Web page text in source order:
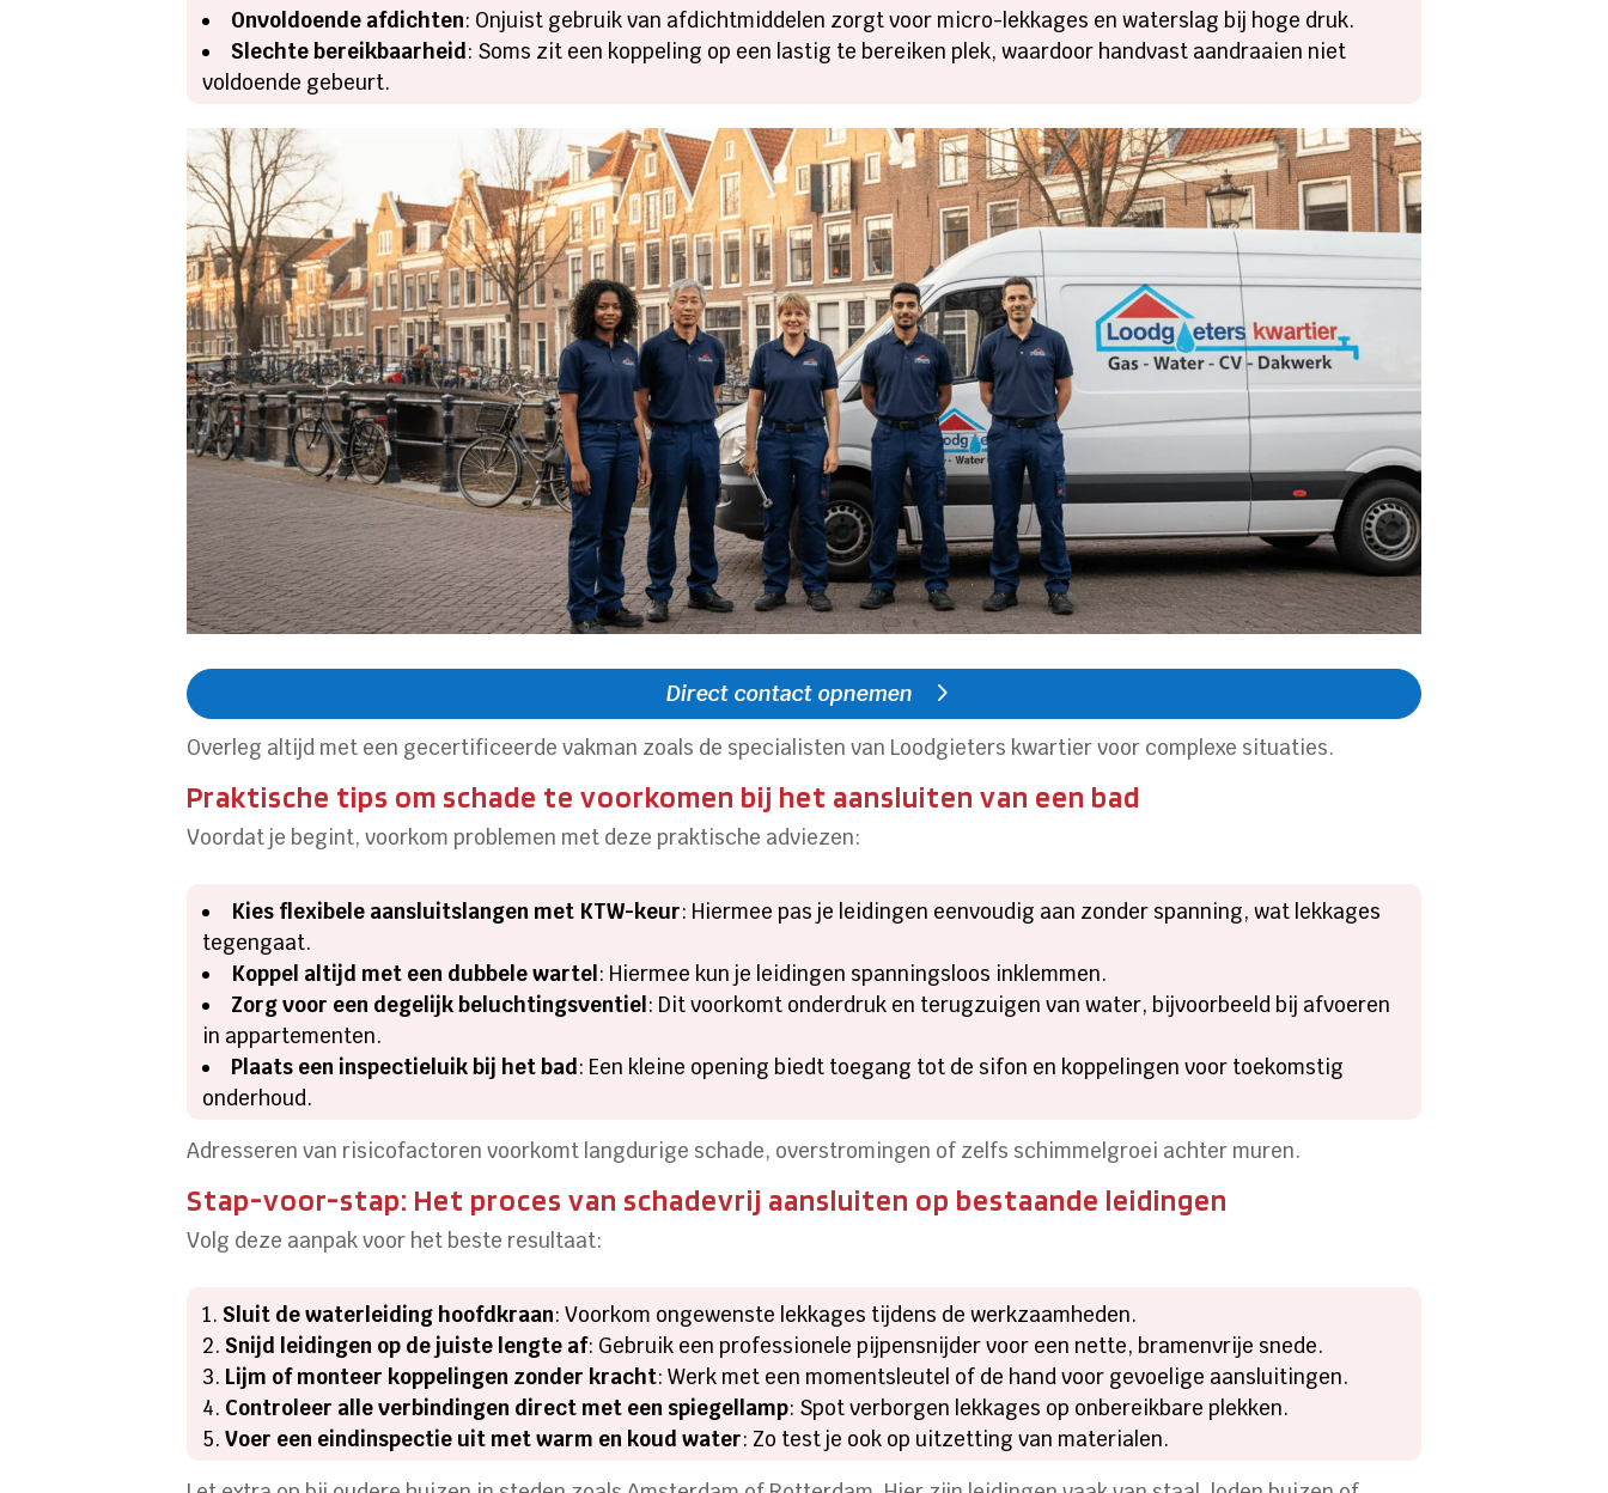
Onvoldoende afdichten: Onjuist gebruik van afdichtmiddelen zorgt voor micro-lekkages en waterslag bij hoge druk.
Slechte bereikbaarheid: Soms zit een koppeling op een lastig te bereiken plek, waardoor handvast aandraaien niet
voldoende gebeurt.
Direct contact opnemen
Overleg altijd met een gecertificeerde vakman zoals de specialisten van Loodgieters kwartier voor complexe situaties.
Praktische tips om schade te voorkomen bij het aansluiten van een bad
Voordat je begint, voorkom problemen met deze praktische adviezen:
Kies flexibele aansluitslangen met KTW-keur: Hiermee pas je leidingen eenvoudig aan zonder spanning, wat lekkages
tegengaat.
Koppel altijd met een dubbele wartel : Hiermee kun je leidingen spanningsloos inklemmen.
Zorg voor een degelijk beluchtingsventiel : Dit voorkomt onderdruk en terugzuigen van water, bijvoorbeeld bij afvoeren
in appartementen.
Plaats een inspectieluik bij het bad: Een kleine opening biedt toegang tot de sifon en koppelingen voor toekomstig
onderhoud.
Adresseren van risicofactoren voorkomt langdurige schade, overstromingen of zelfs schimmelgroei achter muren.
Stap-voor-stap: Het proces van schadevrij aansluiten op bestaande leidingen
Volg deze aanpak voor het beste resultaat:
Sluit de waterleiding hoofdkraan: Voorkom ongewenste lekkages tijdens de werkzaamheden.
Snijd leidingen op de juiste lengte af: Gebruik een professionele pijpensnijder voor een nette, bramenvrije snede.
Lijm of monteer koppelingen zonder kracht: Werk met een momentsleutel of de hand voor gevoelige aansluitingen.
Controleer alle verbindingen direct met een spiegellamp: Spot verborgen lekkages op onbereikbare plekken.
Voer een eindinspectie uit met warm en koud water: Zo test je ook op uitzetting van materialen.